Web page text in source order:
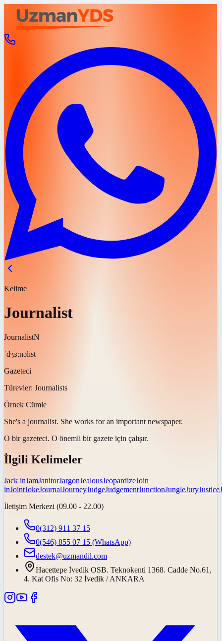
Kelime
Journalist
JournalistN
ˈdʒɜːnəlɪst
Gazeteci
Türevler: Journalists
Örnek Cümle
She's a journalist. She works for an important newspaper.
O bir gazeteci. O önemli bir gazete için çalışır.
İlgili Kelimeler
Jack inJamJanitorJargonJealousJeopardizeJoin
inJointJokeJournalJourneyJudgeJudgementJunctionJungleJuryJustice
İletişim Merkezi (09.00 - 22.00)
0(312) 911 37 15
0(546) 855 07 15 (WhatsApp)
destek@uzmandil.com
Hacettepe İvedik OSB. Teknokenti 1368. Cadde No.61,
4. Kat Ofis No: 32 İvedik / ANKARA